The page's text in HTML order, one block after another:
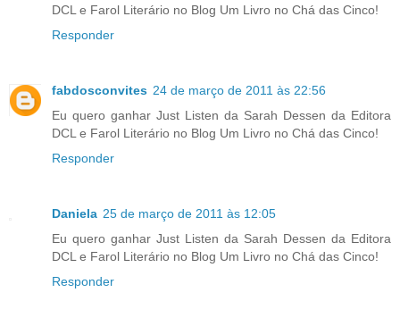
DCL e Farol Literário no Blog Um Livro no Chá das Cinco!
Responder
fabdosconvites 24 de março de 2011 às 22:56
Eu quero ganhar Just Listen da Sarah Dessen da Editora
DCL e Farol Literário no Blog Um Livro no Chá das Cinco!
Responder
Daniela 25 de março de 2011 às 12:05
Eu quero ganhar Just Listen da Sarah Dessen da Editora
DCL e Farol Literário no Blog Um Livro no Chá das Cinco!
Responder